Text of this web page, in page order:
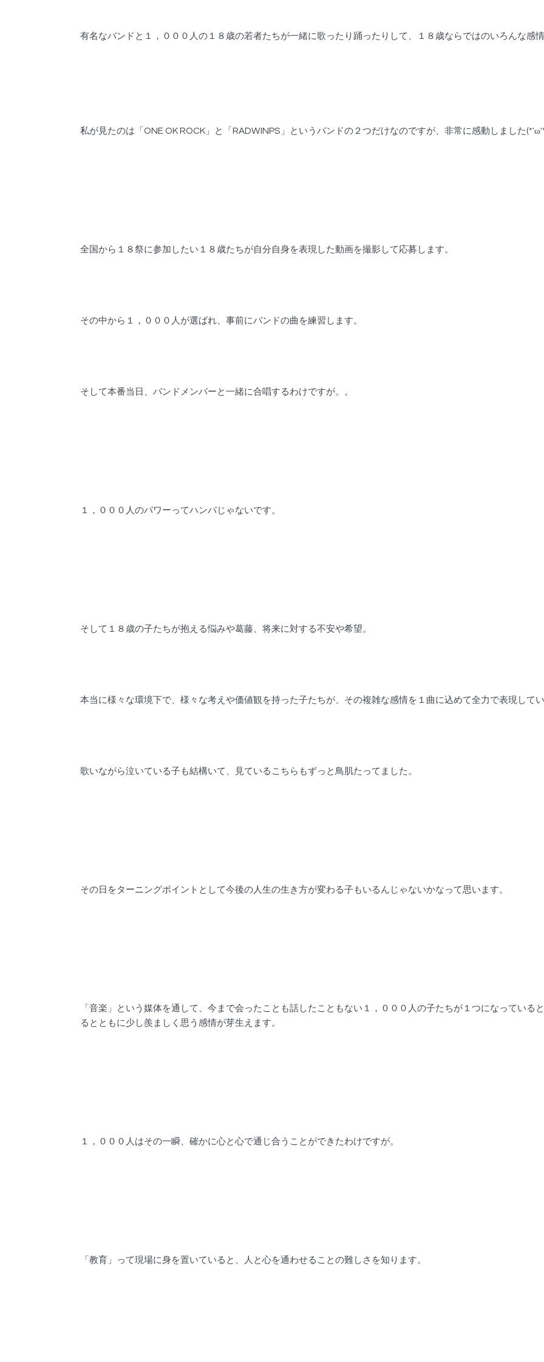
有名なバンドと１，０００人の１８歳の若者たちが一緒に歌ったり踊ったりして、１８歳ならではのいろんな感
私が見たのは「ONE OK ROCK」と「RADWINPS」というバンドの２つだけなのですが、非常に感動しました
全国から１８祭に参加したい１８歳たちが自分自身を表現した動画を撮影して応募します。
その中から１，０００人が選ばれ、事前にバンドの曲を練習します。
そして本番当日、バンドメンバーと一緒に合唱するわけですが。。
１，０００人のパワーってハンパじゃないです。
そして１８歳の子たちが抱える悩みや葛藤、将来に対する不安や希望。
本当に様々な環境下で、様々な考えや価値観を持った子たちが、その複雑な感情を１曲に込めて全力で表現してい
歌いながら泣いている子も結構いて、見ているこちらもずっと鳥肌たってました。
その日をターニングポイントとして今後の人生の生き方が変わる子もいるんじゃないかなって思います。
「音楽」という媒体を通して、今まで会ったことも話したこともない１，０００人の子たちが１つになっている
るとともに少し羨ましく思う感情が芽生えます。
１，０００人はその一瞬、確かに心と心で通じ合うことができたわけですが。
「教育」って現場に身を置いていると、人と心を通わせることの難しさを知ります。